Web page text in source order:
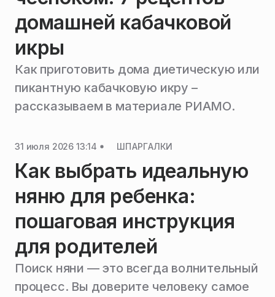
домашней кабачковой
икры
Как приготовить дома диетическую или
пикантную кабачковую икру –
рассказываем в материале РИАМО.
31 июля 2026 13:14 ШПАРГАЛКИ
Как выбрать идеальную
няню для ребенка:
пошаговая инструкция
для родителей
Поиск няни — это всегда волнительный
процесс. Вы доверите человеку самое